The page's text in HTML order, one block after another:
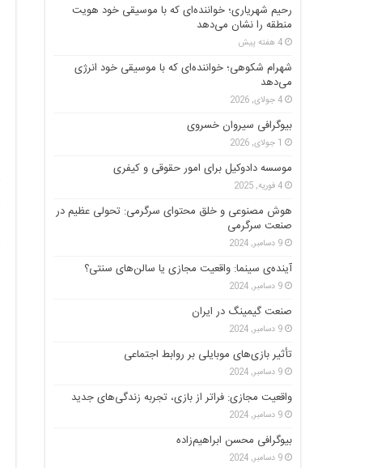
رحیم شهریاری؛ خواننده‌ای که با موسیقی خود هویت
منطقه را نشان می‌دهد
4 هفته پیش
شهرام شکوهی؛ خواننده‌ای که با موسیقی خود انرژی
می‌دهد
4 جولای, 2026
بیوگرافی سیروان خسروی
1 جولای, 2026
موسسه دادوکیل برای امور حقوقی و کیفری
4 فوریه, 2025
هوش مصنوعی و خلق محتوای سرگرمی: تحولی عظیم در
صنعت سرگرمی
9 دسامبر, 2024
آینده‌ی سینما: واقعیت مجازی یا سالن‌های سنتی؟
9 دسامبر, 2024
صنعت گیمینگ در ایران
9 دسامبر, 2024
تأثیر بازی‌های موبایلی بر روابط اجتماعی
9 دسامبر, 2024
واقعیت مجازی: فراتر از بازی، تجربه زندگی‌های جدید
9 دسامبر, 2024
بیوگرافی محسن ابراهیم‌زاده
9 دسامبر, 2024